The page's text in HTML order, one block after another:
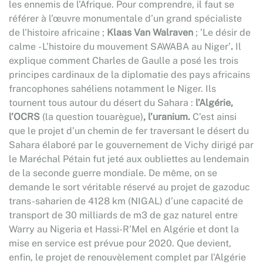
les ennemis de l’Afrique. Pour comprendre, il faut se
référer à l’œuvre monumentale d’un grand spécialiste
de l’histoire africaine ; Klaas Van Walraven ; ’Le désir de
calme - L’histoire du mouvement SAWABA au Niger’. Il
explique comment Charles de Gaulle a posé les trois
principes cardinaux de la diplomatie des pays africains
francophones sahéliens notamment le Niger. Ils
tournent tous autour du désert du Sahara : l’Algérie,
l’OCRS (la question touarègue), l’uranium. C’est ainsi
que le projet d’un chemin de fer traversant le désert du
Sahara élaboré par le gouvernement de Vichy dirigé par
le Maréchal Pétain fut jeté aux oubliettes au lendemain
de la seconde guerre mondiale. De même, on se
demande le sort véritable réservé au projet de gazoduc
trans-saharien de 4128 km (NIGAL) d’une capacité de
transport de 30 milliards de m3 de gaz naturel entre
Warry au Nigeria et Hassi-R’Mel en Algérie et dont la
mise en service est prévue pour 2020. Que devient,
enfin, le projet de renouvèlement complet par l’Algérie